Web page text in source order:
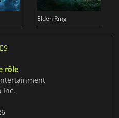
Elden Ring
rôle
Inc.